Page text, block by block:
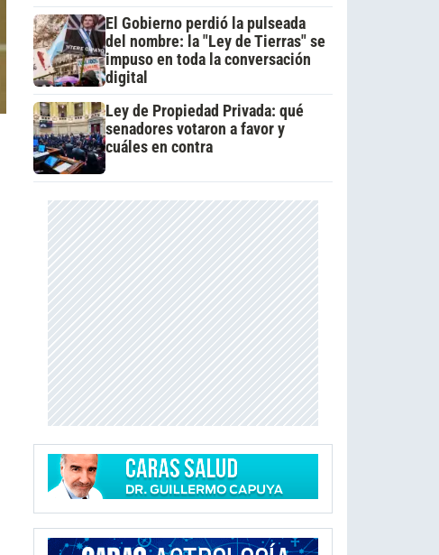
El Gobierno perdió la pulseada
del nombre: la "Ley de Tierras" se
impuso en toda la conversación
digital
Ley de Propiedad Privada: qué
senadores votaron a favor y
cuáles en contra